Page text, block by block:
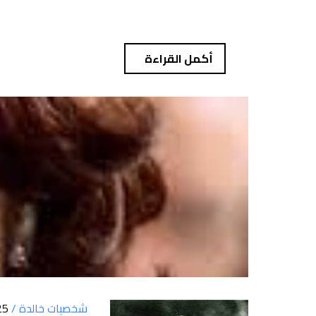
أكمل القراءة
شخصيات خالدة /25